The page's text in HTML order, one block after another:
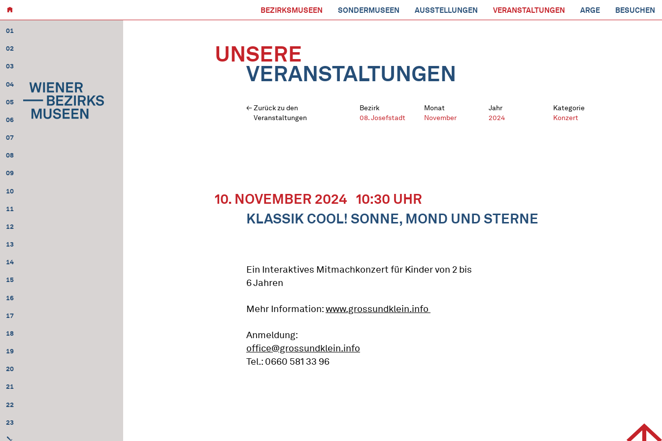
BEZIRKSMUSEEN SONDERMUSEEN AUSSTELLUNGEN VERANSTALTUNGEN ARGE BESUCHEN
01
02
03
04
05
06
07
08
09
10
11
12
13
14
15
16
17
18
19
20
21
22
23
UNSERE
VERANSTALTUNGEN
Zurück zu den
Veranstaltungen
Bezirk
08. Josefstadt
Monat
November
Jahr
2024
Kategorie
Konzert
10. NOVEMBER 2024 10:30 UHR
KLASSIK COOL! SONNE, MOND UND STERNE
Ein Interaktives Mitmachkonzert für Kinder von 2 bis
6 Jahren
Mehr Information:www.grossundklein.info
Anmeldung:
office@grossundklein.info
Tel.: 0660 581 33 96